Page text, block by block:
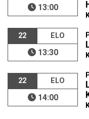
13:00
22 ELO
13:30
22 ELO
14:00